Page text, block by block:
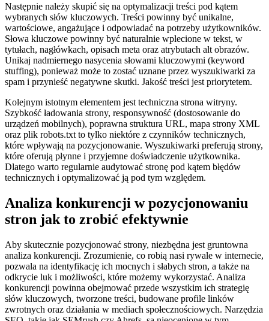
Następnie należy skupić się na optymalizacji treści pod kątem
wybranych słów kluczowych. Treści powinny być unikalne,
wartościowe, angażujące i odpowiadać na potrzeby użytkowników.
Słowa kluczowe powinny być naturalnie wplecione w tekst, w
tytułach, nagłówkach, opisach meta oraz atrybutach alt obrazów.
Unikaj nadmiernego nasycenia słowami kluczowymi (keyword
stuffing), ponieważ może to zostać uznane przez wyszukiwarki za
spam i przynieść negatywne skutki. Jakość treści jest priorytetem.
Kolejnym istotnym elementem jest techniczna strona witryny.
Szybkość ładowania strony, responsywność (dostosowanie do
urządzeń mobilnych), poprawna struktura URL, mapa strony XML
oraz plik robots.txt to tylko niektóre z czynników technicznych,
które wpływają na pozycjonowanie. Wyszukiwarki preferują strony,
które oferują płynne i przyjemne doświadczenie użytkownika.
Dlatego warto regularnie audytować stronę pod kątem błędów
technicznych i optymalizować ją pod tym względem.
Analiza konkurencji w pozycjonowaniu
stron jak to zrobić efektywnie
Aby skutecznie pozycjonować strony, niezbędna jest gruntowna
analiza konkurencji. Zrozumienie, co robią nasi rywale w internecie,
pozwala na identyfikację ich mocnych i słabych stron, a także na
odkrycie luk i możliwości, które możemy wykorzystać. Analiza
konkurencji powinna obejmować przede wszystkim ich strategię
słów kluczowych, tworzone treści, budowane profile linków
zwrotnych oraz działania w mediach społecznościowych. Narzędzia